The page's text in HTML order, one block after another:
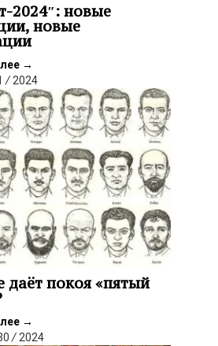
2024″: новые
новые
→
/ 2024
даёт покоя «пятый
→
/ 2024